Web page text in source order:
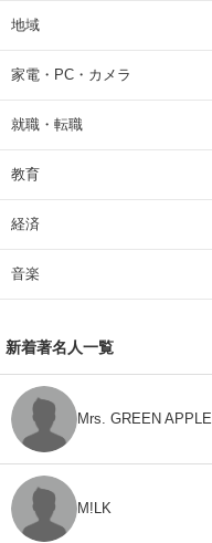
地域
家電・PC・カメラ
就職・転職
教育
経済
音楽
新着著名人一覧
Mrs. GREEN APPLE
M!LK